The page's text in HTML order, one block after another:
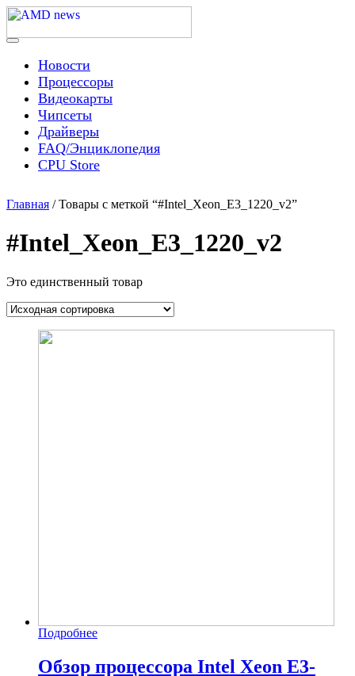
Skip
content
AMD news
Menu
Новости
Процессоры
Видеокарты
Чипсеты
Драйверы
FAQ/Энциклопедия
CPU Store
Главная / Товары с меткой “#Intel_Xeon_E3_1220_v2”
#Intel_Xeon_E3_1220_v2
Это единственный товар
Подробнее
Обзор процессора Intel Xeon E3-